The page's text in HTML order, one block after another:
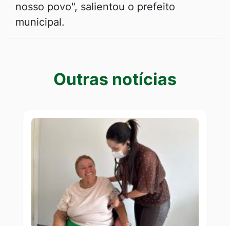
nosso povo", salientou o prefeito
municipal.
Outras notícias
Outras notícias